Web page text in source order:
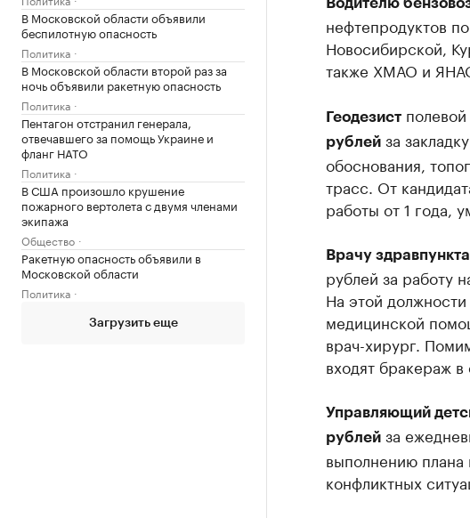
В Московской области объявили
беспилотную опасность
Политика
В Московской области второй раз за
ночь объявили ракетную опасность
Политика
Пентагон отстранил генерала,
отвечавшего за помощь Украине и
фланг НАТО
Политика
В США произошло крушение
пожарного вертолета с двумя членами
экипажа
Общество
Ракетную опасность объявили в
Московской области
Политика
Загрузить еще
Водителю
нефтепродуктов
Новосибирской,
также ХМАО и
Геодезистполевой
рублейза
обоснования,
трасс. От
работы от 1 года,
Врачу здравпункта
рублей за работу
На этой
медицинской
врач-хирург.
входят бракераж в
Управляющий
рублейза
выполнению плана
конфликтных